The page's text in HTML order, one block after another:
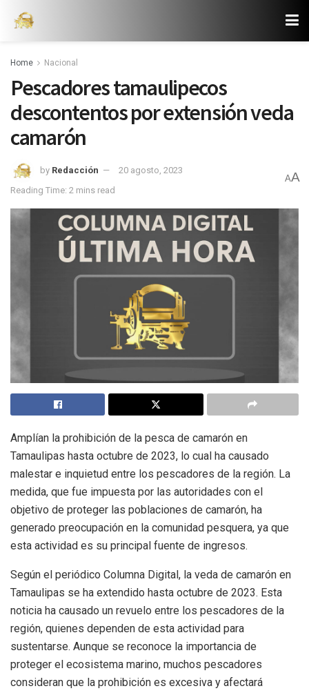
Home Nacional
Pescadores tamaulipecos
descontentos por extensión veda
camarón
by Redacción
20 agosto, 2023
Reading Time: 2 mins read
AA
Amplían la prohibición de la pesca de camarón en
Tamaulipas hasta octubre de 2023, lo cual ha causado
malestar e inquietud entre los pescadores de la región. La
medida, que fue impuesta por las autoridades con el
objetivo de proteger las poblaciones de camarón, ha
generado preocupación en la comunidad pesquera, ya que
esta actividad es su principal fuente de ingresos.
Según el periódico Columna Digital, la veda de camarón en
Tamaulipas se ha extendido hasta octubre de 2023. Esta
noticia ha causado un revuelo entre los pescadores de la
región, quienes dependen de esta actividad para
sustentarse. Aunque se reconoce la importancia de
proteger el ecosistema marino, muchos pescadores
consideran que la prohibición es excesiva y afectará